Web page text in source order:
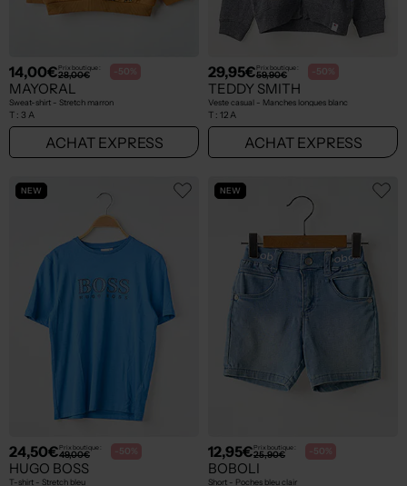
14,00€Prix boutique :
28,00€ -50%
MAYORAL
Sweat-shirt - Stretch marron
T : 3 A
ACHAT EXPRESS
29,95€Prix boutique :
59,90€ -50%
TEDDY SMITH
Veste casual - Manches longues blanc
T : 12 A
ACHAT EXPRESS
NEW
24,50€Prix boutique :
49,00€ -50%
HUGO BOSS
T-shirt - Stretch bleu
NEW
12,95€Prix boutique :
25,90€ -50%
BOBOLI
Short - Poches bleu clair